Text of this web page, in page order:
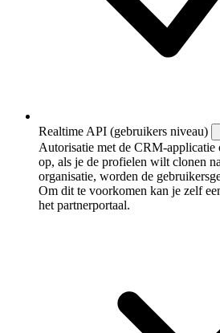
Realtime API (gebruikers niveau)
Autorisatie met de CRM-applicatie
op, als je de profielen wilt clonen
organisatie, worden de
Om dit te voorkomen kan je zelf
het partnerportaal.